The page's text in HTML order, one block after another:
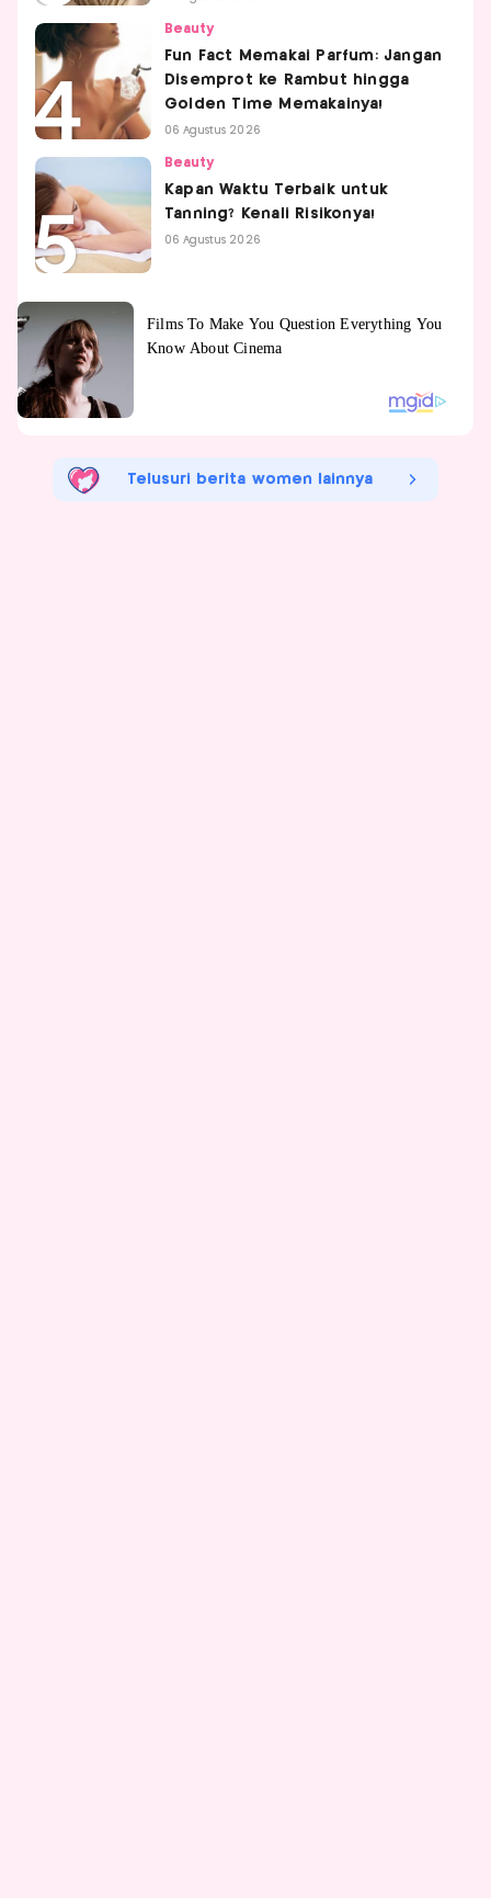
Beauty
Fun Fact Memakai Parfum: Jangan
Disemprot ke Rambut hingga
Golden Time Memakainya!
06 Agustus 2026
Beauty
Kapan Waktu Terbaik untuk
Tanning? Kenali Risikonya!
06 Agustus 2026
Telusuri berita women lainnya